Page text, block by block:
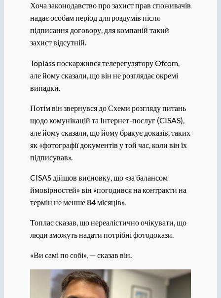
Хоча законодавство про захист прав споживачів
надає особам період для роздумів після
підписання договору, для компаній такий
захист відсутній.
Toplass поскаржився телерегулятору Ofcom,
але йому сказали, що він не розглядає окремі
випадки.
Потім він звернувся до Схеми розгляду питань
щодо комунікацій та Інтернет-послуг (CISAS),
але йому сказали, що йому бракує доказів, таких
як «фотографії документів у той час, коли він їх
підписував».
CISAS дійшов висновку, що «за балансом
ймовірностей» він «погодився на контракти на
термін не менше 84 місяців».
Топлас сказав, що нереалістично очікувати, що
люди зможуть надати потрібні фотодокази.
«Ви самі по собі», — сказав він.